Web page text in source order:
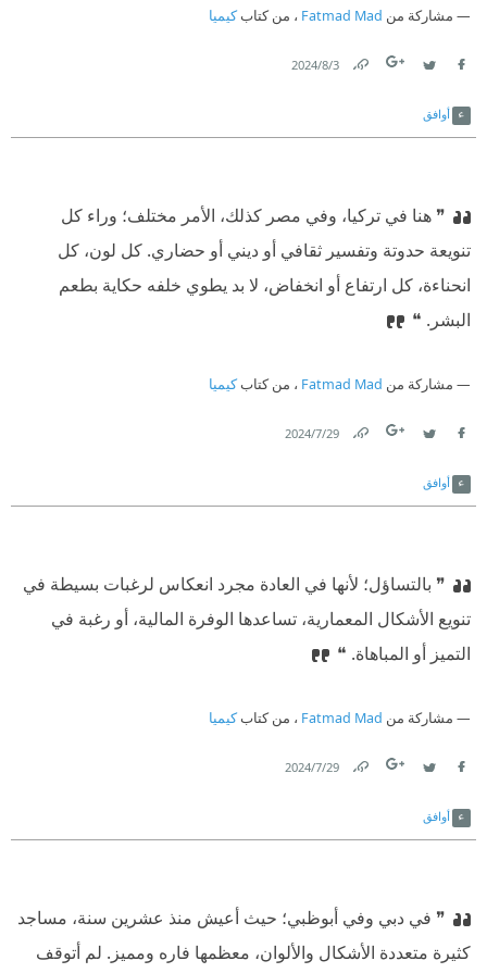
مشاركة من Fatmad Mad ، من كتابكيميا
3‏/8‏/2024
أوافق
❞ هنا في تركيا، وفي مصر كذلك، الأمر مختلف؛ وراء كل
تنويعة حدوتة وتفسير ثقافي أو ديني أو حضاري. كل لون، كل
انحناءة، كل ارتفاع أو انخفاض، لا بد يطوي خلفه حكاية بطعم
البشر. ❝
مشاركة من Fatmad Mad ، من كتابكيميا
29‏/7‏/2024
أوافق
❞ بالتساؤل؛ لأنها في العادة مجرد انعكاس لرغبات بسيطة في
تنويع الأشكال المعمارية، تساعدها الوفرة المالية، أو رغبة في
التميز أو المباهاة. ❝
مشاركة من Fatmad Mad ، من كتابكيميا
29‏/7‏/2024
أوافق
❞ في دبي وفي أبوظبي؛ حيث أعيش منذ عشرين سنة، مساجد
كثيرة متعددة الأشكال والألوان، معظمها فاره ومميز. لم أتوقف